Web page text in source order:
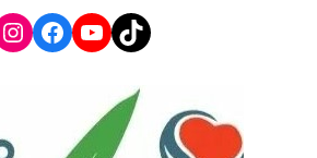
Instagram
Facebook
YouTube
TikTok